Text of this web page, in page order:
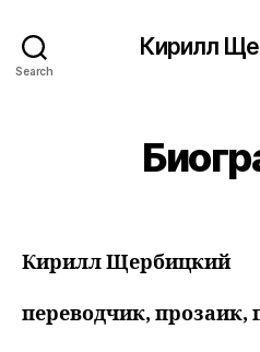
Search
Кирилл
Кирилл Щербицкий
переводчик, прозаик,